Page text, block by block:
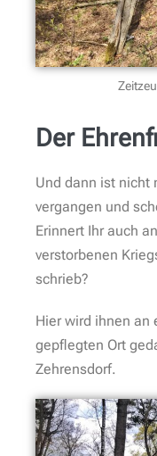
Leise gehen wir
gekennzeichnete
Waldbewohner
eine Infotafel.
der britischen
ssssssss…. eine
Männer scheinen
uns sehen –